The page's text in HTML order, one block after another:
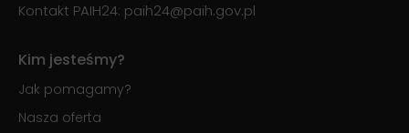
Kontakt PAIH24: paih24@paih.gov.pl
Kim jesteśmy?
Jak pomagamy?
Nasza oferta